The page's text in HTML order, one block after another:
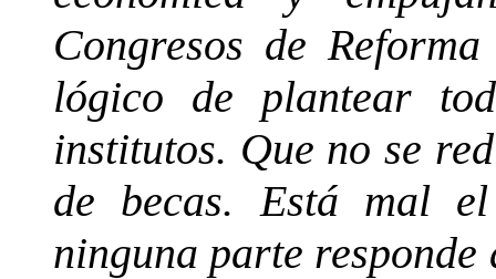
Congresos de
lógico de plantear
institutos. Que no se
de becas. Está mal
ninguna parte